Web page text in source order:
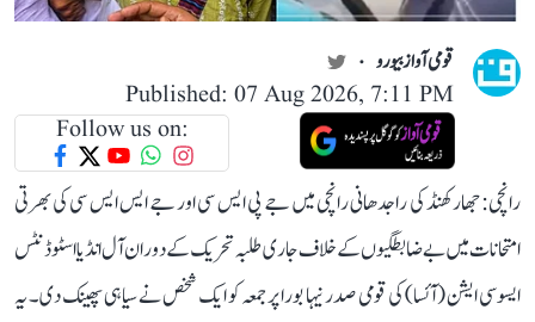
قومی آواز بیورو
Published: 07 Aug 2026, 7:11 PM
Follow us on:
رانچی: جھارکھنڈ کی راجدھانی رانچی میں جے پی ایس سی اور جے ایس ایس سی کی بھرتی
امتحانات میں بے ضابطگیوں کے خلاف جاری طلبہ تحریک کے دوران آل انڈیا اسٹوڈنٹس
ایسوسی ایشن (آئسا) کی قومی صدر نیہا بورا پر جمعہ کو ایک شخص نے سیاہی پھینک دی۔ یہ